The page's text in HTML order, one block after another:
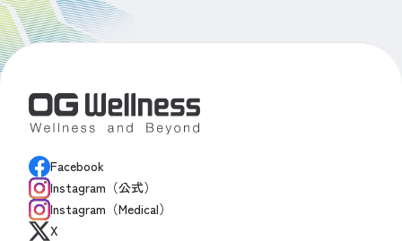
Facebook
Instagram（公式）
Instagram（Medical）
X